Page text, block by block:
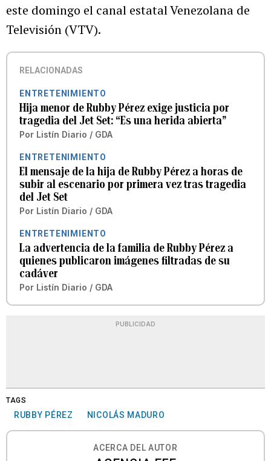
este domingo el canal estatal Venezolana de
Televisión (VTV).
RELACIONADAS
ENTRETENIMIENTO
Hija menor de Rubby Pérez exige justicia por
tragedia del Jet Set: “Es una herida abierta”
Por Listín Diario / GDA
ENTRETENIMIENTO
El mensaje de la hija de Rubby Pérez a horas de
subir al escenario por primera vez tras tragedia
del Jet Set
Por Listín Diario / GDA
ENTRETENIMIENTO
La advertencia de la familia de Rubby Pérez a
quienes publicaron imágenes filtradas de su
cadáver
Por Listín Diario / GDA
PUBLICIDAD
TAGS
RUBBY PÉREZ NICOLÁS MADURO
ACERCA DEL AUTOR